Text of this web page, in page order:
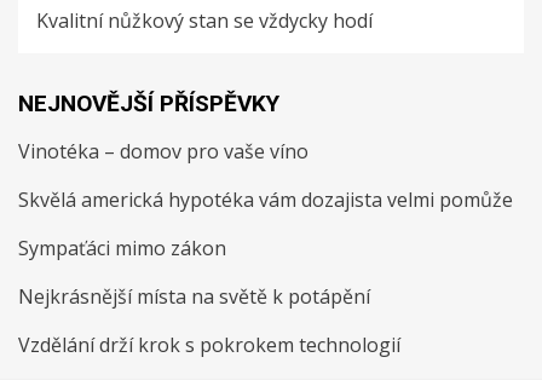
Kvalitní nůžkový stan se vždycky hodí
NEJNOVĚJŠÍ PŘÍSPĚVKY
Vinotéka – domov pro vaše víno
Skvělá americká hypotéka vám dozajista velmi pomůže
Sympaťáci mimo zákon
Nejkrásnější místa na světě k potápění
Vzdělání drží krok s pokrokem technologií